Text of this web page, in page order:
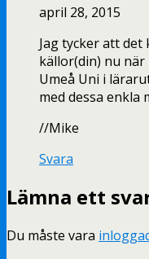
april 28, 2015
Jag tycker att
källor(din) nu
Umeå Uni i
med dessa enkla
//Mike
Svara
Lämna ett
Du måste vara